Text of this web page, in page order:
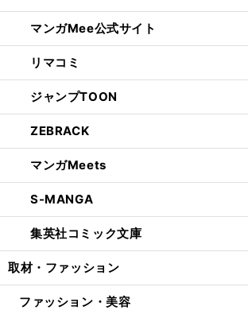
マンガMee公式サイト
リマコミ
ジャンプTOON
ZEBRACK
マンガMeets
S-MANGA
集英社コミック文庫
取材・ファッション
ファッション・美容